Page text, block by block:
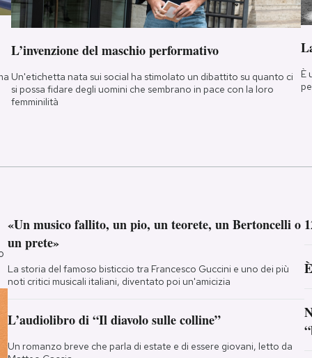
L’invenzione del maschio performativo
Un'etichetta nata sui social ha stimolato un dibattito su quanto ci
si possa fidare degli uomini che sembrano in pace con la loro
femminilità
È
«Un musico fallito, un pio, un teorete, un Bertoncelli o
un prete»
La storia del famoso bisticcio tra Francesco Guccini e uno dei più
noti critici musicali italiani, diventato poi un'amicizia
L’audiolibro di “Il diavolo sulle colline”
Un romanzo breve che parla di estate e di essere giovani, letto da